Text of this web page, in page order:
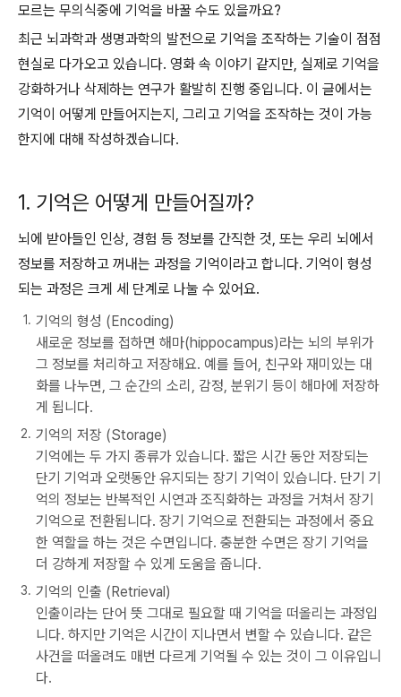
모르는 무의식중에 기억을 바꿀 수도 있을까요?
최근 뇌과학과 생명과학의 발전으로 기억을 조작하는 기술이 점점
현실로 다가오고 있습니다. 영화 속 이야기 같지만, 실제로 기억을
강화하거나 삭제하는 연구가 활발히 진행 중입니다. 이 글에서는
기억이 어떻게 만들어지는지, 그리고 기억을 조작하는 것이 가능
한지에 대해 작성하겠습니다.
1. 기억은 어떻게 만들어질까?
뇌에 받아들인 인상, 경험 등 정보를 간직한 것, 또는 우리 뇌에서
정보를 저장하고 꺼내는 과정을 기억이라고 합니다. 기억이 형성
되는 과정은 크게 세 단계로 나눌 수 있어요.
기억의 형성 (Encoding)
새로운 정보를 접하면 해마(hippocampus)라는 뇌의 부위가
그 정보를 처리하고 저장해요. 예를 들어, 친구와 재미있는 대
화를 나누면, 그 순간의 소리, 감정, 분위기 등이 해마에 저장하
게 됩니다.
기억의 저장 (Storage)
기억에는 두 가지 종류가 있습니다. 짧은 시간 동안 저장되는
단기 기억과 오랫동안 유지되는 장기 기억이 있습니다. 단기 기
억의 정보는 반복적인 시연과 조직화하는 과정을 거쳐서 장기
기억으로 전환됩니다. 장기 기억으로 전환되는 과정에서 중요
한 역할을 하는 것은 수면입니다. 충분한 수면은 장기 기억을
더 강하게 저장할 수 있게 도움을 줍니다.
기억의 인출 (Retrieval)
인출이라는 단어 뜻 그대로 필요할 때 기억을 떠올리는 과정입
니다. 하지만 기억은 시간이 지나면서 변할 수 있습니다. 같은
사건을 떠올려도 매번 다르게 기억될 수 있는 것이 그 이유입니
다.